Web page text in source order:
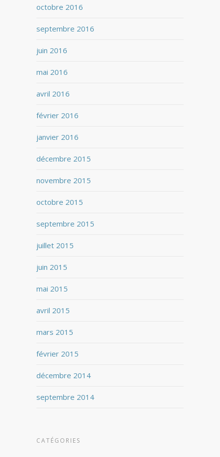
octobre 2016
septembre 2016
juin 2016
mai 2016
avril 2016
février 2016
janvier 2016
décembre 2015
novembre 2015
octobre 2015
septembre 2015
juillet 2015
juin 2015
mai 2015
avril 2015
mars 2015
février 2015
décembre 2014
septembre 2014
CATÉGORIES